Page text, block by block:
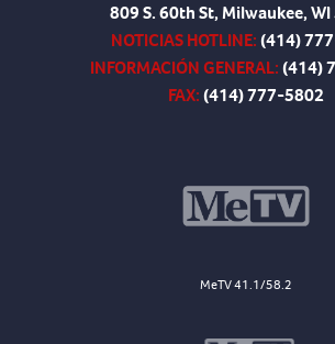
809 S. 60th St, Milwaukee,
NOTICIAS HOTLINE:(414)
INFORMACIÓN GENERAL:(414)
FAX:(414) 777-5802
MeTV 41.1/58.2